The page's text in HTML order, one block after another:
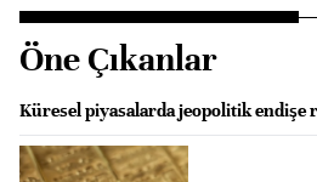
Öne Çıkanlar
Küresel piyasalarda jeopolitik endişe